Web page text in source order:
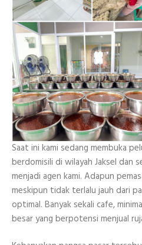
Saat ini kami sedang membuka
berdomisili di wilayah Jaksel dan
menjadi agen kami. Adapun
meskipun tidak terlalu jauh dari
optimal. Banyak sekali cafe,
besar yang berpotensi menjual